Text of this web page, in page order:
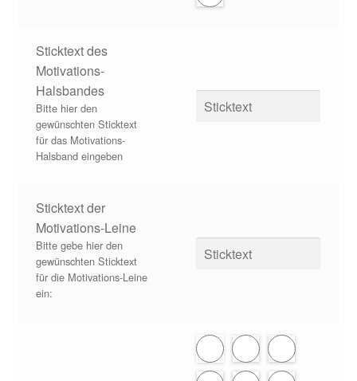
Sticktext des
Motivations-
Halsbandes
Bitte hier den
gewünschten Sticktext
für das Motivations-
Halsband eingeben
Sticktext der
Motivations-Leine
Bitte gebe hier den
gewünschten Sticktext
für die Motivations-Leine
ein: